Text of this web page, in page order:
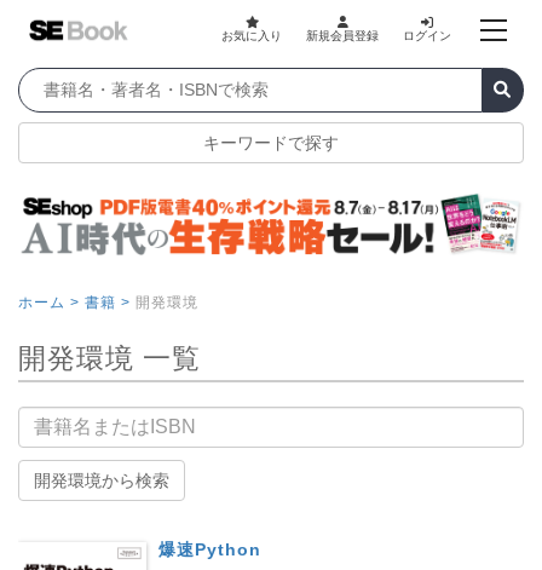
お気に入り 新規会員登録 ログイン
キーワードで探す
ホーム > 書籍 > 開発環境
開発環境 一覧
書籍名
開発環境から検索
爆速Python